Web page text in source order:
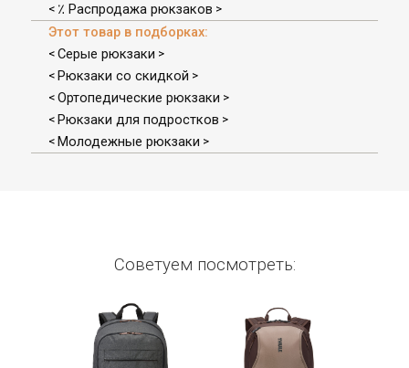
< ٪ Распродажа рюкзаков >
Этот товар в подборках:
< Серые рюкзаки >
< Рюкзаки со скидкой >
< Ортопедические рюкзаки >
< Рюкзаки для подростков >
< Молодежные рюкзаки >
Советуем посмотреть: